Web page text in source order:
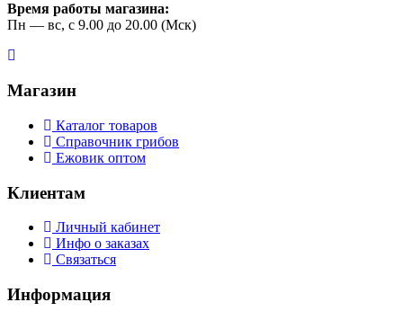
Время работы магазина:
Пн — вс, с 9.00 до 20.00 (Мск)
Магазин
Каталог товаров
Справочник грибов
Ежовик оптом
Клиентам
Личный кабинет
Инфо о заказах
Связаться
Информация